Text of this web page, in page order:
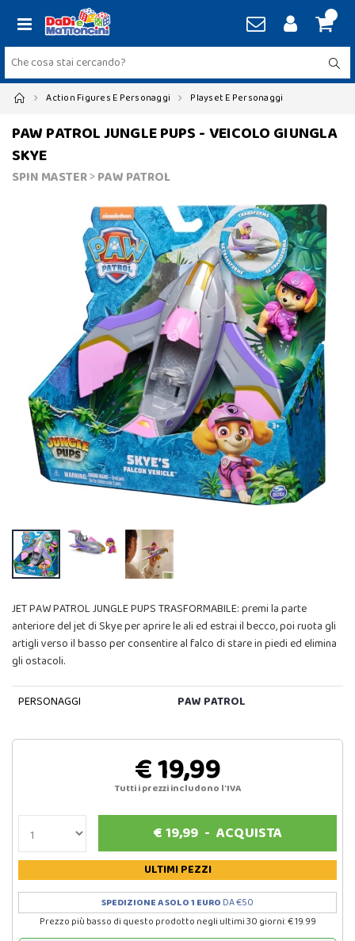
Action Figures E Personaggi Playset E Personaggi
PAW PATROL JUNGLE PUPS - VEICOLO GIUNGLA
SKYE
SPIN MASTER>PAW PATROL
JET PAW PATROL JUNGLE PUPS TRASFORMABILE: premi la parte
anteriore del jet di Skye per aprire le ali ed estrai il becco, poi ruota gli
artigli verso il basso per consentire al falco di stare in piedi ed elimina
gli ostacoli.
PERSONAGGI PAW PATROL
€ 19,99
Tutti i prezzi includono l'IVA
€19,99- ACQUISTA
ULTIMI PEZZI
SPEDIZIONE A SOLO 1 EURO DA €50
Prezzo più basso di questo prodotto negli ultimi 30 giorni: € 19.99